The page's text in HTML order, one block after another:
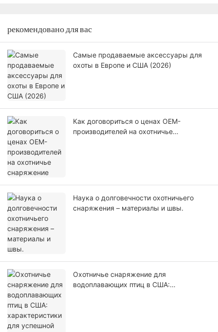
рекомендовано для вас
Самые продаваемые аксессуары для
охоты в Европе и США (2026)
Как договориться о ценах OEM-
производителей на охотничье
Наука о долговечности охотничьего
снаряжения – материалы и швы.
Охотничье снаряжение для
водоплавающих птиц в США: